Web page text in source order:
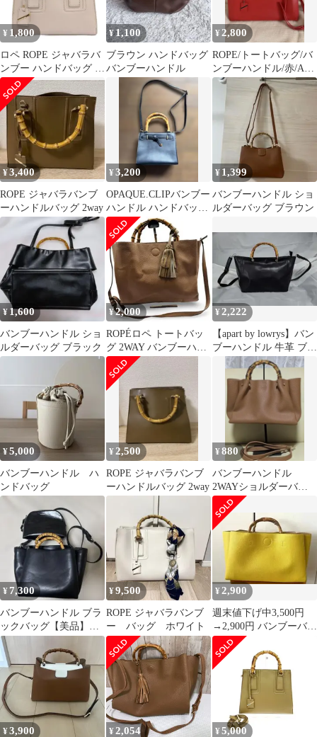
¥ 1,800
ロペ ROPE ジャバラバ
ンブー ハンドバッグ ス
クエア ライトグレー 鞄
¥1,100
ブラウン ハンドバッグ
バンブーハンドル
¥ 2,800
ROPE/トートバッグ/バ
ンブーハンドル/赤/A4
対応/ショルダーストラ
ップ
¥3,400
ROPE ジャバラバンブ
ーハンドルバッグ 2way
¥3,200
OPAQUE.CLIPバンブー
ハンドル ハンドバッグ
ブラック 2way
¥ 1,399
バンブーハンドル ショ
ルダーバッグ ブラウン
¥ 1,600
バンブーハンドル ショ
ルダーバッグ ブラック
¥ 2,000
ROPÉロペ トートバッ
グ 2WAY バンブーハン
ドル レザー ブラウン
肩掛け
¥ 2,222
【apart by lowrys】バン
ブーハンドル 牛革 ブラ
ックハンドバッグ
¥5,000
バンブーハンドル ハ
ンドバッグ
¥2,500
ROPE ジャバラバンブ
ーハンドルバッグ 2way
¥880
バンブーハンドル
2WAYショルダーバッ
グ ブラウン
¥ 7,300
バンブーハンドル ブラ
ックバッグ【美品】
お値下げします！
¥9,500
ROPE ジャバラバンブ
ー バッグ ホワイト
¥2,900
週末値下げ中3,500円
→2,900円 バンブーバッ
グ イエロー
¥3,900 ¥2,054 ¥ 5,000